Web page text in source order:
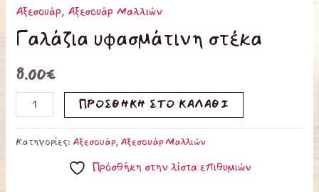
Αξεσουάρ, Αξεσουάρ Μαλλιών
Γαλάζια υφασμάτινη στέκα
8.00€
ΠΡΟΣΘΉΚΗ ΣΤΟ ΚΑΛΆΘΙ
Κατηγορίες: Αξεσουάρ,Αξεσουάρ Μαλλιών
Πρόσθήκη στην λίστα επιθυμιών